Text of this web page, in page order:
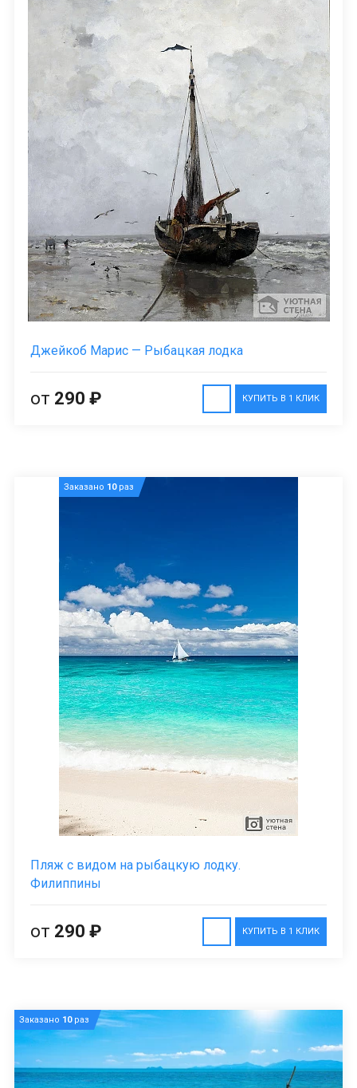
Джейкоб Марис — Рыбацкая лодка
КУПИТЬ В 1 КЛИК
от 290 ₽
Заказано 10раз
Пляж с видом на рыбацкую лодку.
Филиппины
КУПИТЬ В 1 КЛИК
от 290 ₽
Заказано 10раз